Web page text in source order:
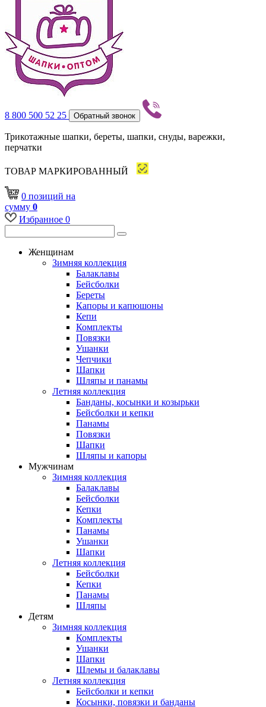
8 800 500 52 25 Обратный звонок
Трикотажные шапки, береты, шапки, снуды, варежки,
перчатки
ТОВАР МАРКИРОВАННЫЙ
0 позиций на
сумму 0
Избранное 0
Женщинам
Зимняя коллекция
Балаклавы
Бейсболки
Береты
Капоры и капюшоны
Кепи
Комплекты
Повязки
Ушанки
Чепчики
Шапки
Шляпы и панамы
Летняя коллекция
Банданы, косынки и козырьки
Бейсболки и кепки
Панамы
Повязки
Шапки
Шляпы и капоры
Мужчинам
Зимняя коллекция
Балаклавы
Бейсболки
Кепки
Комплекты
Панамы
Ушанки
Шапки
Летняя коллекция
Бейсболки
Кепки
Панамы
Шляпы
Детям
Зимняя коллекция
Комплекты
Ушанки
Шапки
Шлемы и балаклавы
Летняя коллекция
Бейсболки и кепки
Косынки, повязки и банданы